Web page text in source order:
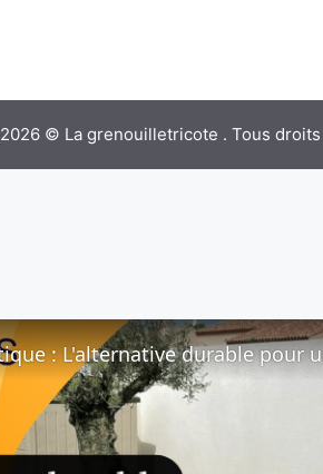
2026 © La grenouilletricote . Tous